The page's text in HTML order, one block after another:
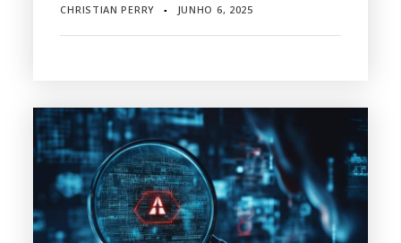
CHRISTIAN PERRY ▪ JUNHO 6, 2025